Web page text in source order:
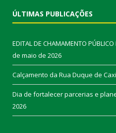
ÚLTIMAS PUBLICAÇÕES
EDITAL DE CHAMAMENTO
de maio de 2026
Calçamento da Rua Duque de
Dia de fortalecer parcerias e
2026